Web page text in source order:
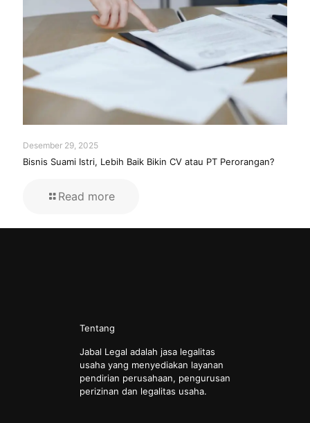
Desember 29, 2025
Bisnis Suami Istri, Lebih Baik Bikin CV atau PT Perorangan?
Read more
Tentang
Jabal Legal adalah jasa legalitas
usaha yang menyediakan layanan
pendirian perusahaan, pengurusan
perizinan dan legalitas usaha.